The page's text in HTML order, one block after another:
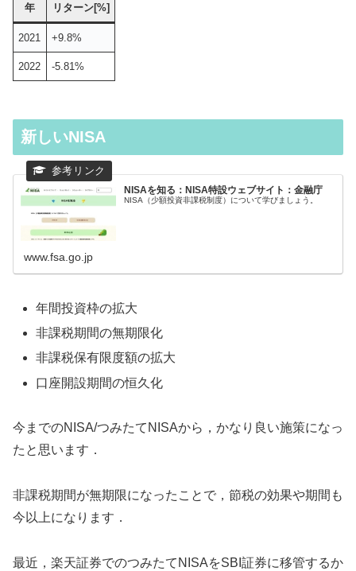
年 リターン[%]
2021 +9.8%
2022 -5.81%
新しいNISA
NISAを知る：NISA特設ウェブサイト：金融庁
NISA（少額投資非課税制度）について学びましょう。
www.fsa.go.jp
年間投資枠の拡大
非課税期間の無期限化
非課税保有限度額の拡大
口座開設期間の恒久化
今までのNISA/つみたてNISAから，かなり良い施策になっ
たと思います．
非課税期間が無期限になったことで，節税の効果や期間も
今以上になります．
最近，楽天証券でのつみたてNISAをSBI証券に移管するか